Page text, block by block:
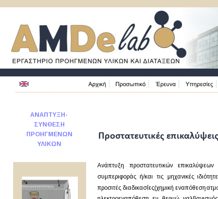
Προστατευτικές επικαλύψεις
Ανάπτυξη προστατευτικών
επικαλύψεων
συμπεριφοράς ή/και τις μηχανικές
προσιτές διαδικασίες(χημική εναπόθεση
ΑΝΑΠΤΥΞΗ-
ΣΥΝΘΕΣΗ
ΠΡΟΗΓΜΕΝΩΝ
ΥΛΙΚΩΝ